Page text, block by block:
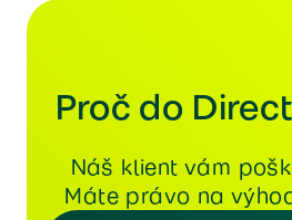
Proč do
Náš klient vám
Máte právo na